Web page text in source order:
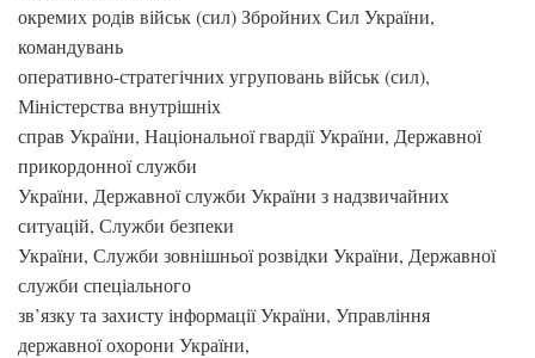
окремих родів військ (сил) Збройних Сил України,
командувань
оперативно-стратегічних угруповань військ (сил),
Міністерства внутрішніх
справ України, Національної гвардії України, Державної
прикордонної служби
України, Державної служби України з надзвичайних
ситуацій, Служби безпеки
України, Служби зовнішньої розвідки України, Державної
служби спеціального
зв’язку та захисту інформації України, Управління
державної охорони України,